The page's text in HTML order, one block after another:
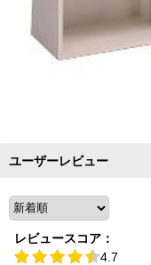
ユーザーレビュー
レビュースコア：
4.7